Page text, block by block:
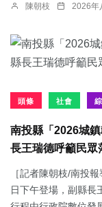
陳朝枝 2026年
頭條 社會
南投縣「2026城
長王瑞德呼籲民眾
［記者陳朝枝/南投
日下午登場，副縣長